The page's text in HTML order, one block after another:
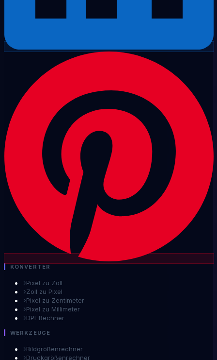
KONVERTER
›Pixel zu Zoll
›Zoll zu Pixel
›Pixel zu Zentimeter
›Pixel zu Millimeter
›DPI-Rechner
WERKZEUGE
›Bildgrößenrechner
›Druckgrößenrechner